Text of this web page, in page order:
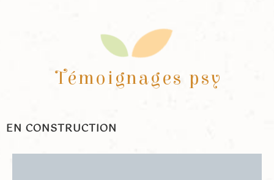
Témoignages psy
EN CONSTRUCTION